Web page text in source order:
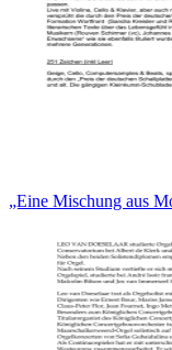
„Eine Mischung aus